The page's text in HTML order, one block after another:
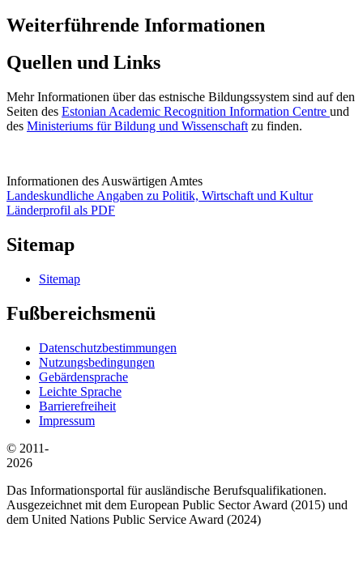
Weiterführende Informationen
Quellen und Links
Mehr Informationen über das estnische Bildungssystem sind auf den
Seiten des Estonian Academic Recognition Information Centre und
des Ministeriums für Bildung und Wissenschaft zu finden.
Informationen des Auswärtigen Amtes
Landeskundliche Angaben zu Politik, Wirtschaft und Kultur
Länderprofil als PDF
Sitemap
Sitemap
Fußbereichsmenü
Datenschutzbestimmungen
Nutzungsbedingungen
Gebärdensprache
Leichte Sprache
Barrierefreiheit
Impressum
© 2011-
2026
Das Informationsportal für ausländische Berufsqualifikationen.
Ausgezeichnet mit dem European Public Sector Award (2015) und
dem United Nations Public Service Award (2024)